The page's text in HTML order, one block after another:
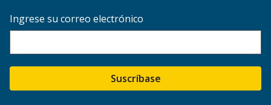
Ingrese su correo electrónico
Suscríbase